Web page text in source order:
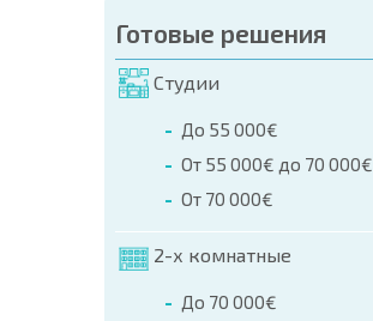
Готовые решения
Студии
До 55 000€
От 55 000€ до 70 000€
От 70 000€
2-х комнатные
До 70 000€
телефонам:
+359 8 9797 99 03